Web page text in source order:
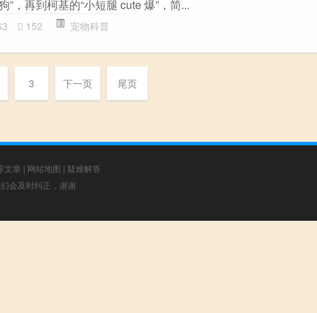
”，再到柯基的“小短腿 cute 爆”，简...
152 宠物科普
3 下一页 尾页
文章 | 网站地图 | 疑难解答
会及时纠正，谢谢